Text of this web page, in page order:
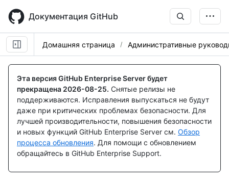
main
content
Документация GitHub
Домашняя страница Административные
Эта версия GitHub Enterprise Server будет
прекращена 2026-08-25. Снятые релизы не
поддерживаются. Исправления выпускаться не будут
даже при критических проблемах безопасности. Для
лучшей производительности, повышения безопасности
и новых функций GitHub Enterprise Server см. Обзор
процесса обновления. Для помощи с обновлением
обращайтесь в GitHub Enterprise Support.